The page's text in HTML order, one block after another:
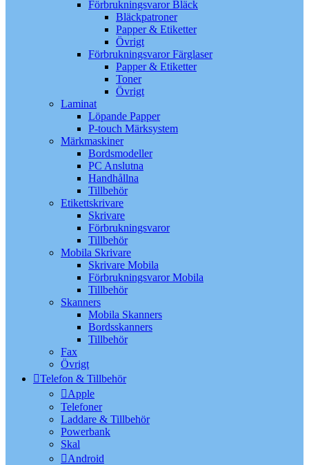
Förbrukningsvaror Bläck
Bläckpatroner
Papper & Etiketter
Övrigt
Förbrukningsvaror Färglaser
Papper & Etiketter
Toner
Övrigt
Laminat
Löpande Papper
P-touch Märksystem
Märkmaskiner
Bordsmodeller
PC Anslutna
Handhållna
Tillbehör
Etikettskrivare
Skrivare
Förbrukningsvaror
Tillbehör
Mobila Skrivare
Skrivare Mobila
Förbrukningsvaror Mobila
Tillbehör
Skanners
Mobila Skanners
Bordsskanners
Tillbehör
Fax
Övrigt
Telefon & Tillbehör
Apple
Telefoner
Laddare & Tillbehör
Powerbank
Skal
Android